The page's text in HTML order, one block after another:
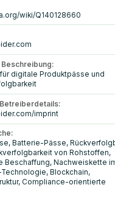
wiki/Q140128660
digitale Produktpässe und
imprint
Batterie-Pässe,
von Rohstoffen,
Beschaffung, Nachweiskette
Blockchain,
Compliance-orientierte